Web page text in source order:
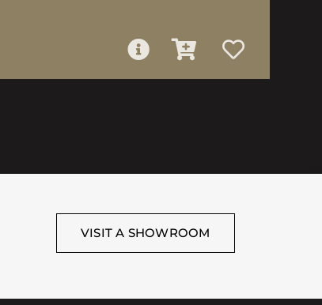
VISIT A SHOWROOM